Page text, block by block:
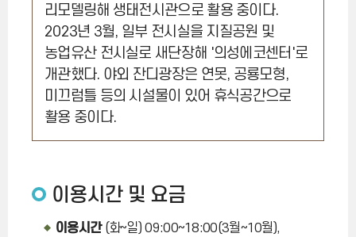
리모델링해 생태전시관으로 활용 중이다.
2023년 3월, 일부 전시실을 지질공원 및
농업유산 전시실로 새단장해 '의성에코센터'로
개관했다. 야외 잔디광장은 연못, 공룡모형,
미끄럼틀 등의 시설물이 있어 휴식공간으로
활용 중이다.
이용시간 및 요금
이용시간(화~일) 09:00~18:00(3월~10월),